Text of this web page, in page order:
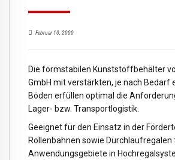
Februar 10, 2000
Die formstabilen Kunststoffbehälter
GmbH mit verstärkten, je nach Bedarf
Böden erfüllen optimal die
Lager- bzw. Transportlogistik.
Geeignet für den Einsatz in der
Rollenbahnen sowie Durchlaufregalen
Anwendungsgebiete in